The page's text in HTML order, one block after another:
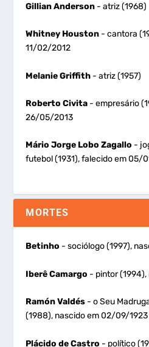
Gillian Anderson - atriz (1968)
Whitney Houston - cantora
11/02/2012
Melanie Griffith - atriz (1957)
Roberto Civita - empresário
26/05/2013
Mário Jorge Lobo Zagallo -
futebol (1931), falecido em 05/
MORTES
Betinho - sociólogo (1997),
Iberê Camargo - pintor (1994),
Ramón Valdés - o Seu
(1988), nascido em 02/09/1923
Plácido de Castro - político